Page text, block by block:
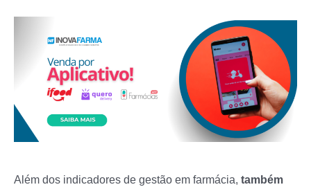
Além dos indicadores de gestão em farmácia, também